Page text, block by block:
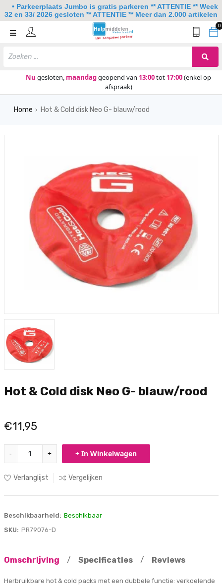
0
Nu gesloten, maandaggeopend van 13:00tot 17:00(enkel op
afspraak)
Home
Keuken
Contact
Home › Hot & Cold disk Neo G- blauw/rood
Hot & Cold disk Neo G- blauw/rood
€11,95
- + + In Winkelwagen
Verlanglijst Vergelijken
Beschikbaarheid: Beschikbaar
SKU: PR79076-D
Omschrijving / Specificaties / Reviews
Herbruikbare hot & cold packs met een dubbele functie: verkoelende
• Parkeerplaats Jumbo is gratis parkeren ** ATTENTIE ** Week
32 en 33/ 2026 gesloten ** ATTENTIE ** Meer dan 2.000 artikelen